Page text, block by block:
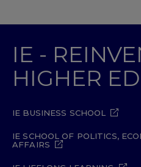
IE -
HIGHER
IE BUSINESS SCHOOL
IE SCHOOL OF POLITICS,
AFFAIRS